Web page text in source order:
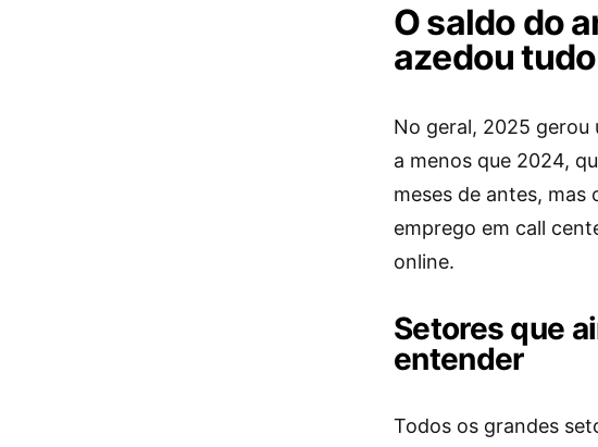
O saldo do
azedou tudo
No geral, 2025 gerou
a menos que 2024,
meses de antes, mas
emprego em call
online.
Setores que
entender
Todos os grandes